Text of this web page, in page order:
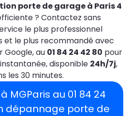
porte de garage à Paris 4
? Contactez sans
le plus professionnel
et le plus recommandé avec
Google, au 01 84 24 42 80 pour
disponible 24h/7j,
les 30 minutes.
MGParis au 01 84 24
dépannage porte de